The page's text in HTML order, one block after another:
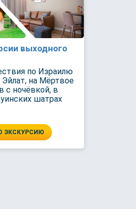
выходного
по Израилю
на Мёртвое
с ночёвкой, в
шатрах
ЭКСКУРСИЮ